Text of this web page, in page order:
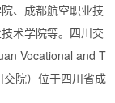
、成都航空职业技
术学院等。四川交
Vocational and T
院）位于四川省成